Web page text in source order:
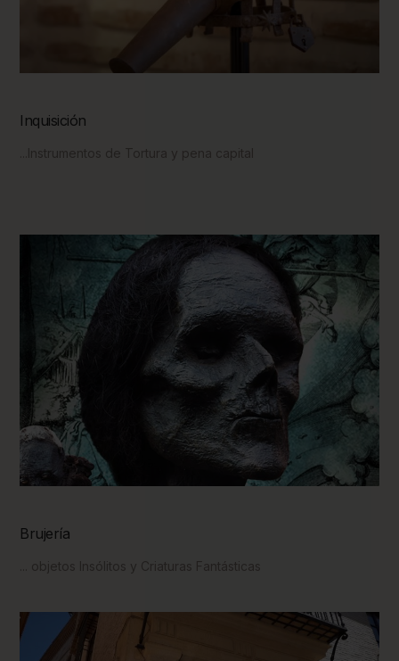
Inquisición
...Instrumentos de Tortura y pena capital
Brujería
... objetos Insólitos y Criaturas Fantásticas